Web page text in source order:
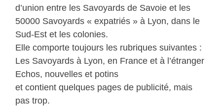
d’union entre les Savoyards de Savoie et les
50000 Savoyards « expatriés » à Lyon, dans le
Sud-Est et les colonies.
Elle comporte toujours les rubriques suivantes :
Les Savoyards à Lyon, en France et à l’étranger
Echos, nouvelles et potins
et contient quelques pages de publicité, mais
pas trop.